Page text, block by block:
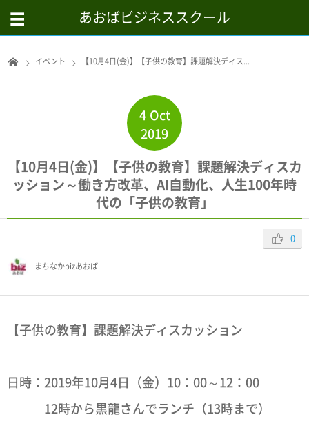
あおばビジネススクール
イベント 【10月4日(金)】【子供の教育】課題解決ディス...
4 Oct
2019
【10月4日(金)】【子供の教育】課題解決ディスカ
ッション～働き方改革、AI自動化、人生100年時
代の「子供の教育」
0
まちなかbizあおば
【子供の教育】課題解決ディスカッション
日時：2019年10月4日（金）10：00～12：00
12時から黒龍さんでランチ（13時まで）